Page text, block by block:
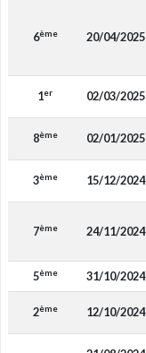
6ème 20/04/2025
1er 02/03/2025
8ème 02/01/2025
3ème 15/12/2024
7ème 24/11/2024
5ème 31/10/2024
2ème 12/10/2024